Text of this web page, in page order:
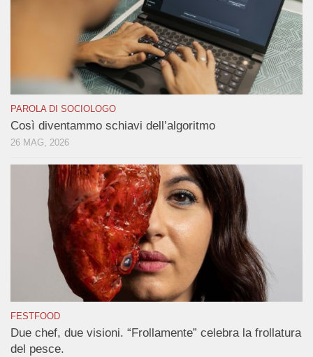
PAROLA DI SOCIOLOGO
Così diventammo schiavi dell’algoritmo
26 MAG, 2026
FESTFOOD
Due chef, due visioni. “Frollamente” celebra la frollatura
del pesce.